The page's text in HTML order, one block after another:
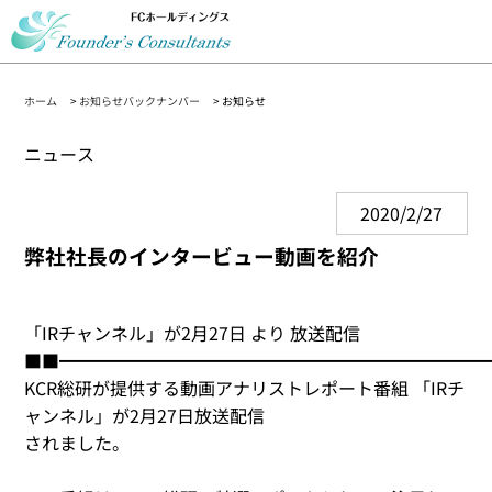
ホーム > お知らせバックナンバー > お知らせ
ニュース
2020/2/27
弊社社長のインタービュー動画を紹介
「IRチャンネル」が2月27日 より 放送配信
KCR総研が提供する動画アナリストレポート番組 「IRチ
ャンネル」が2月27日放送配信
されました。